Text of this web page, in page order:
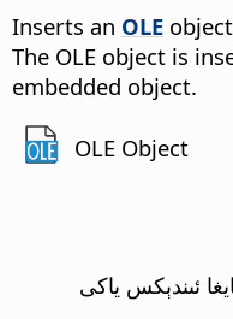
Inserts an OLE
The OLE object is
embedded object.
OLE Object
ئىندېكس ياكى